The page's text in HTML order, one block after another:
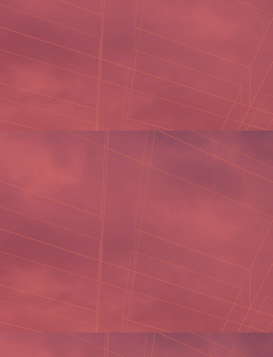
ĐỊA ĐIỂM XI MẠ CHẤT LƯỢNG
THÔNG TIN TUYỂN DỤNG
TUYỂN GẤP 10 NHÂN VIÊN KẾ TOÁN
Thời gian: Giờ hành chính.
Trình độ: Đại học/Cao đẳng/Trung cấp
Ngành nghề: Kế toán tổng hợp